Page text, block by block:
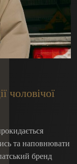
чоловічої
та наповнювати
бренд